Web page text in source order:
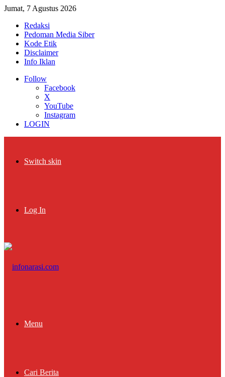
Jumat, 7 Agustus 2026
Redaksi
Pedoman Media Siber
Kode Etik
Disclaimer
Info Iklan
Follow
Facebook
X
YouTube
Instagram
LOGIN
Switch skin
Log In
Menu
Cari Berita